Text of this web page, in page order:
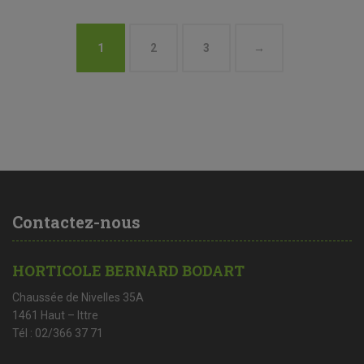
1 2 3 →
Contactez-nous
HORTICOLE BERNARD BODART
Chaussée de Nivelles 35A
1461 Haut – Ittre
Tél : 02/366 37 71